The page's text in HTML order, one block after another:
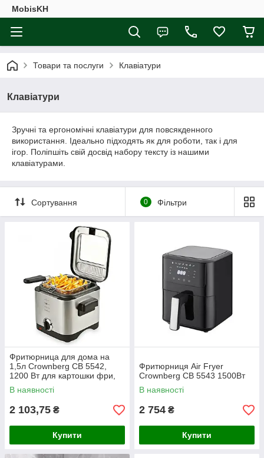
MobisKH
Товари та послуги Клавіатури
Клавіатури
Зручні та ергономічні клавіатури для повсякденного
використання. Ідеально підходять як для роботи, так і для
ігор. Поліпшіть свій досвід набору тексту із нашими
клавіатурами.
Сортування 0 Фільтри
Фритюрница для дома на
1,5л Crownberg CB 5542,
1200 Вт для картошки фри,
нагетсов
В наявності
2 103,75 ₴
Купити
Фритюрниця Air Fryer
Crownberg CB 5543 1500Вт
В наявності
2 754 ₴
Купити